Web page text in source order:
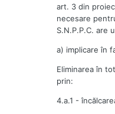
art. 3 din
necesare
S.N.P.P.C. are
a) implicare în
Eliminarea în
prin:
4.a.1 -